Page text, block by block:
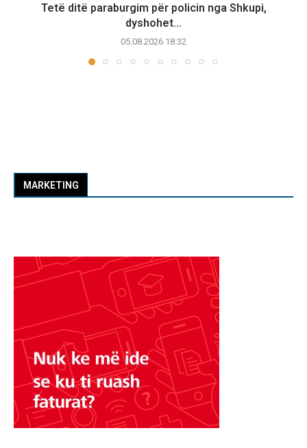
Tetë ditë paraburgim për policin nga Shkupi,
dyshohet...
05.08.2026 18:32
MARKETING